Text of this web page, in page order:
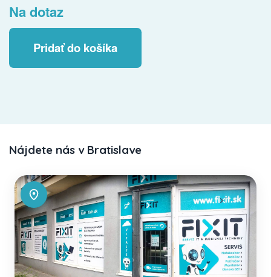
Na dotaz
Pridať do košíka
Nájdete nás v Bratislave